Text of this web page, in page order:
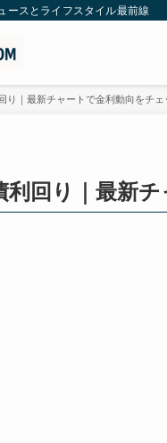
ースとライフスタイル最前線
り｜最新チャートで金利動向をチェ
利回り｜最新